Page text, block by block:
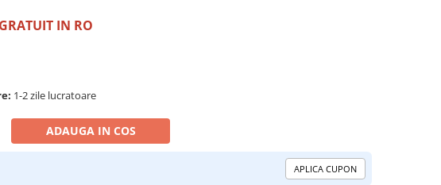
IN RO
1-2 zile lucratoare
ADAUGA IN COS
APLICA CUPON